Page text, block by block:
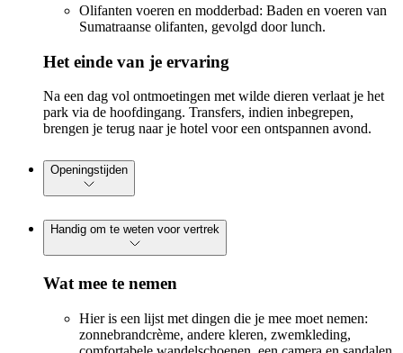
Olifanten voeren en modderbad: Baden en voeren van
Sumatraanse olifanten, gevolgd door lunch.
Het einde van je ervaring
Na een dag vol ontmoetingen met wilde dieren verlaat je het
park via de hoofdingang. Transfers, indien inbegrepen,
brengen je terug naar je hotel voor een ontspannen avond.
Openingstijden
Handig om te weten voor vertrek
Wat mee te nemen
Hier is een lijst met dingen die je mee moet nemen:
zonnebrandcrème, andere kleren, zwemkleding,